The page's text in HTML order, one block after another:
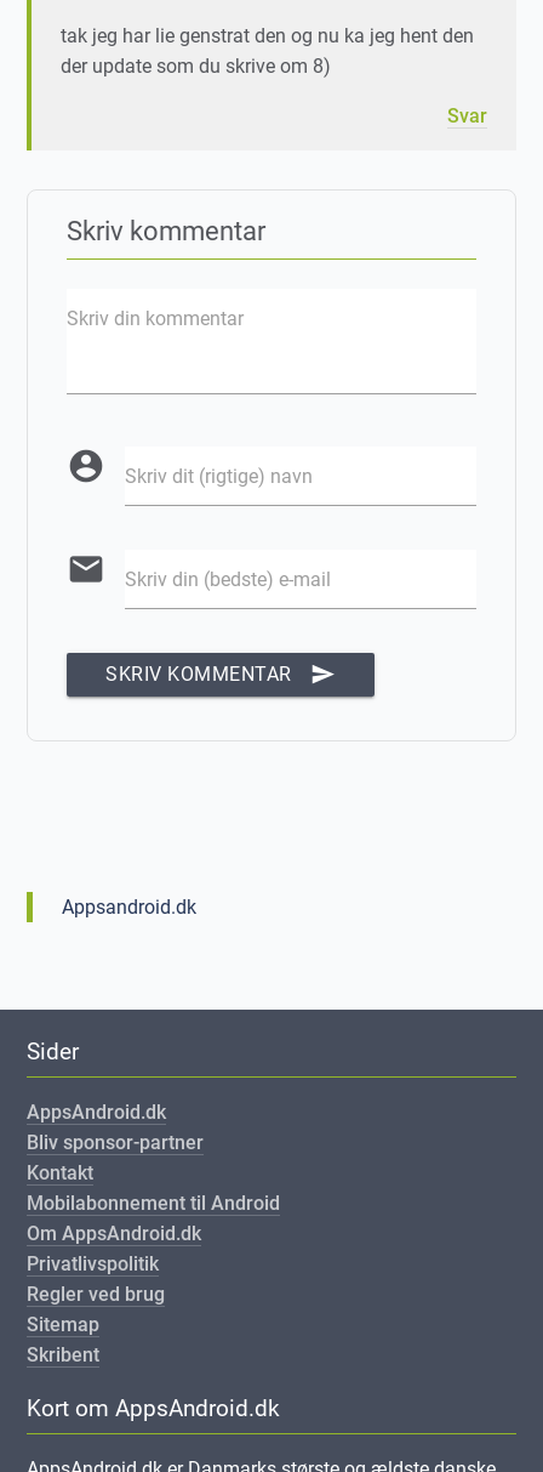
tak jeg har lie genstrat den og nu ka jeg hent den
der update som du skrive om 8)
Svar
Skriv kommentar
Skriv din kommentar
account_circle Skriv dit (rigtige) navn
email Skriv din (bedste) e-mail
SKRIV KOMMENTAR send
Appsandroid.dk
Sider
AppsAndroid.dk
Bliv sponsor-partner
Kontakt
Mobilabonnement til Android
Om AppsAndroid.dk
Privatlivspolitik
Regler ved brug
Sitemap
Skribent
Kort om AppsAndroid.dk